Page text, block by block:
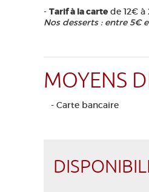
- Tarif à la carte de 12€ à
Nos desserts : entre 5€
MOYENS
- Carte bancaire